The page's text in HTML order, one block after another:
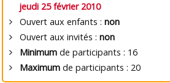
jeudi 25 février 2010
Ouvert aux enfants : non
Ouvert aux invités : non
Minimumde participants : 16
Maximumde participants : 20